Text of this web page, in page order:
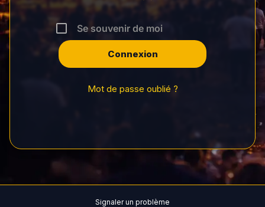
Se souvenir de moi
Mot de passe oublié ?
Signaler un problème